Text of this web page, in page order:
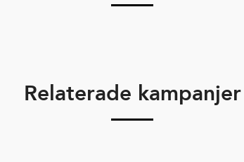
Relaterade kampanjer